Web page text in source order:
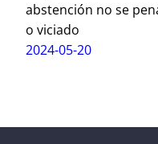
abstención no se
o viciado
2024-05-20